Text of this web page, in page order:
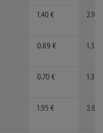
1.40 € 2.10 €
0.69 € 1.35 €
0.70 € 1.39
1.95 € 2.60